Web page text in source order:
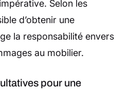
Selon les
d’obtenir une
la responsabilité envers
au mobilier.
pour une